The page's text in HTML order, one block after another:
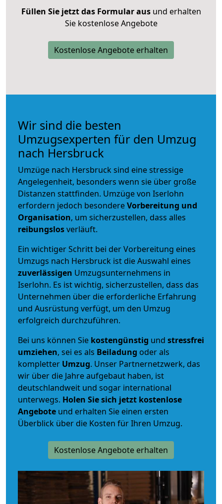
Füllen Sie jetzt das Formular ausund erhalten
Sie kostenlose Angebote
Kostenlose Angebote erhalten
Wir sind die besten
Umzugsexperten für den Umzug
nach Hersbruck
Umzüge nach Hersbruck sind eine stressige
Angelegenheit, besonders wenn sie über große
Distanzen stattfinden. Umzüge von Iserlohn
erfordern jedoch besondereVorbereitung und
Organisation, um sicherzustellen, dass alles
reibungslosverläuft.
Ein wichtiger Schritt bei der Vorbereitung eines
Umzugs nach Hersbruck ist die Auswahl eines
zuverlässigen Umzugsunternehmens in
Iserlohn. Es ist wichtig, sicherzustellen, dass das
Unternehmen über die erforderliche Erfahrung
und Ausrüstung verfügt, um den Umzug
erfolgreich durchzuführen.
Bei uns können Sie kostengünstig und stressfrei
umziehen, sei es als Beiladung oder als
kompletter Umzug. Unser Partnernetzwerk, das
wir über die Jahre aufgebaut haben, ist
deutschlandweit und sogar international
unterwegs. Holen Sie sich jetzt kostenlose
Angebote und erhalten Sie einen ersten
Überblick über die Kosten für Ihren Umzug.
Kostenlose Angebote erhalten